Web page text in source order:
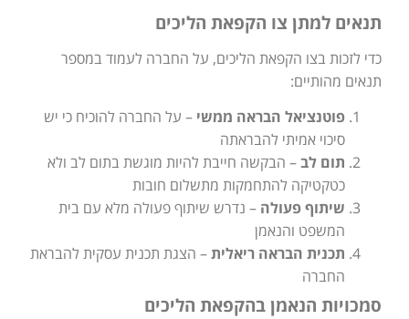
תנאים למתן צו הקפאת הליכים
כדי לזכות בצו הקפאת הליכים, על החברה לעמוד במספר
תנאים מהותיים:
פוטנציאל הבראה ממשי – על החברה להוכיח כי יש
סיכוי אמיתי להבראתה
תום לב– הבקשה חייבת להיות מוגשת בתום לב ולא
כטקטיקה להתחמקות מתשלום חובות
שיתוף פעולה – נדרש שיתוף פעולה מלא עם בית
המשפט והנאמן
תכנית הבראה ריאלית– הצגת תכנית עסקית להבראת
החברה
סמכויות הנאמן בהקפאת הליכים